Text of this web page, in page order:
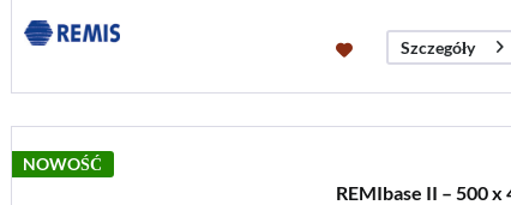
Szczegóły
NOWOŚĆ
REMIbase II – 500 x